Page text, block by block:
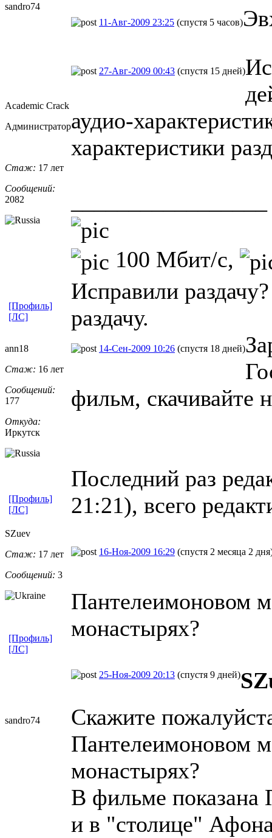
sandro74
11-Авг-2009 23:25 (спустя 5 часов)
Academic Crack
Администратор
Стаж: 17 лет
Сообщений:
2082
27-Авг-2009 00:43 (спустя 15 дней)
аудио-
характеристики
100 Мбит/с,
Исправили
раздачу.
[Профиль]
[ЛС]
ann18
Стаж: 16 лет
Сообщений:
177
Откуда:
Иркутск
14-Сен-2009 10:26 (спустя 18 дней)
фильм, скачивайте
Последний раз
21:21), всего
[Профиль]
[ЛС]
SZuev
Стаж: 17 лет
Сообщений: 3
16-Ноя-2009 16:29 (спустя 2 месяца 2
Пантелеимоновом
монастырях?
[Профиль]
[ЛС]
sandro74
25-Ноя-2009 20:13 (спустя 9 дней)
Скажите
Пантелеимоновом
монастырях?
В фильме показана
и в "столице"